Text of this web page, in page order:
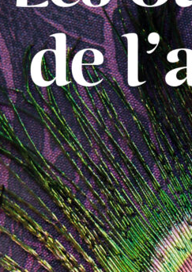
Vera
2025